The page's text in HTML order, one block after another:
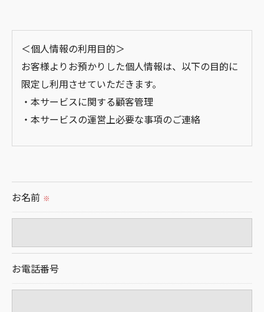
＜個人情報の利用目的＞
お客様よりお預かりした個人情報は、以下の目的に
限定し利用させていただきます。
・本サービスに関する顧客管理
・本サービスの運営上必要な事項のご連絡
られた場合を除き、
当社では、利用目的の達成に必要な範囲において、
お名前 ※
お電話番号